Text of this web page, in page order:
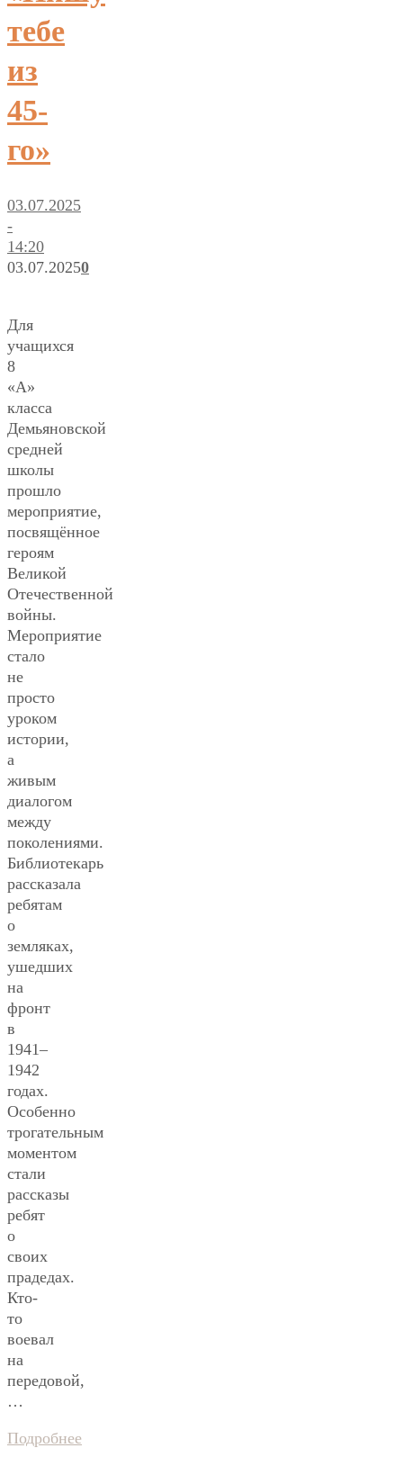
тебе
из
45-
го»
03.07.2025
-
14:20
03.07.20250
Для
учащихся
8
«А»
класса
Демьяновской
средней
школы
прошло
мероприятие,
посвящённое
героям
Великой
Отечественной
войны.
Мероприятие
стало
не
просто
уроком
истории,
а
живым
диалогом
между
поколениями.
Библиотекарь
рассказала
ребятам
о
земляках,
ушедших
на
фронт
в
1941–
1942
годах.
Особенно
трогательным
моментом
стали
рассказы
ребят
о
своих
прадедах.
Кто-
то
воевал
на
передовой,
…
Подробнее